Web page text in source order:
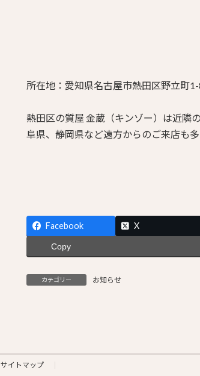
所在地：愛知県名古屋市熱田区野立町
熱田区の質屋 金蔵（キンゾー）は近隣
阜県、静岡県など遠方からのご来店も多
Facebook X
Copy
カテゴリー お知らせ
サイトマップ